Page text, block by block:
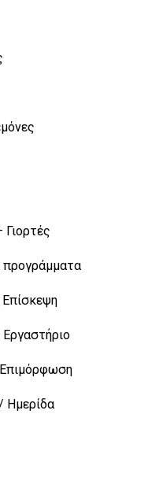
Γιορτές
προγράμματα
Επίσκεψη
Εργαστήριο
Ημερίδα